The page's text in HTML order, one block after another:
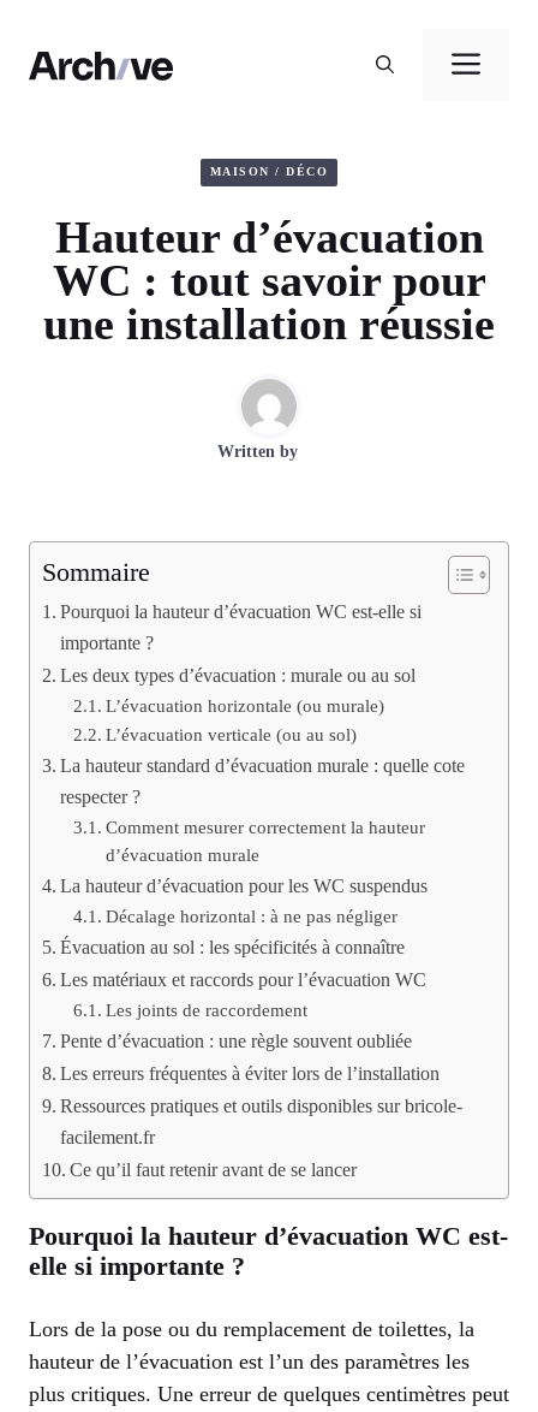
contenu
MAISON / DÉCO
Hauteur d’évacuation
WC : tout savoir pour
une installation réussie
Written by
Sommaire
Pourquoi la hauteur d’évacuation WC est-elle si
importante ?
Les deux types d’évacuation : murale ou au sol
L’évacuation horizontale (ou murale)
L’évacuation verticale (ou au sol)
La hauteur standard d’évacuation murale : quelle cote
respecter ?
Comment mesurer correctement la hauteur
d’évacuation murale
La hauteur d’évacuation pour les WC suspendus
Décalage horizontal : à ne pas négliger
Évacuation au sol : les spécificités à connaître
Les matériaux et raccords pour l’évacuation WC
Les joints de raccordement
Pente d’évacuation : une règle souvent oubliée
Les erreurs fréquentes à éviter lors de l’installation
Ressources pratiques et outils disponibles sur bricole-
facilement.fr
Ce qu’il faut retenir avant de se lancer
Pourquoi la hauteur d’évacuation WC est-
elle si importante ?
Lors de la pose ou du remplacement de toilettes, la
hauteur de l’évacuation est l’un des paramètres les
plus critiques. Une erreur de quelques centimètres peut